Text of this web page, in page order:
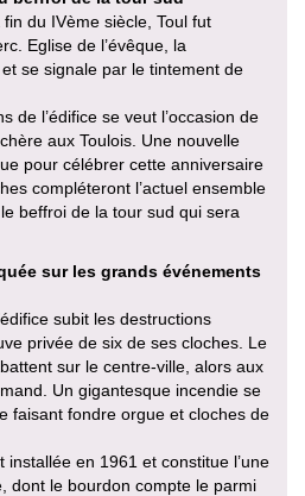
du IVème siècle, Toul fut
Eglise de l’évêque, la
se signale par le tintement de
de l’édifice se veut l’occasion de
aux Toulois. Une nouvelle
pour célébrer cette anniversaire
compléteront l’actuel ensemble
beffroi de la tour sud qui sera
sur les grands événements
subit les destructions
privée de six de ses cloches. Le
sur le centre-ville, alors aux
Un gigantesque incendie se
faisant fondre orgue et cloches de
installée en 1961 et constitue l’une
dont le bourdon compte le parmi